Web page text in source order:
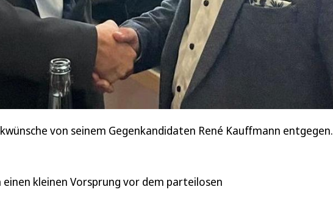
von seinem Gegenkandidaten René Kauffmann entgegen.
kleinen Vorsprung vor dem parteilosen